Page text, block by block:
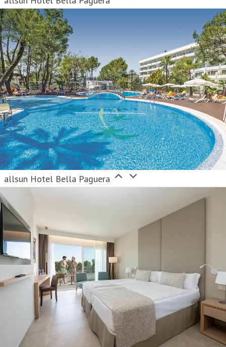
allsun Hotel Bella Paguera